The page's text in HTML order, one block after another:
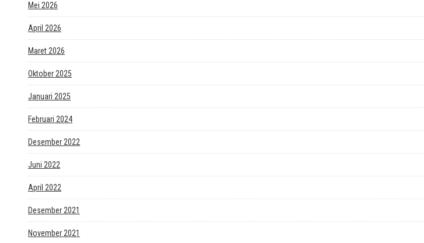
Mei 2026
April 2026
Maret 2026
Oktober 2025
Januari 2025
Februari 2024
Desember 2022
Juni 2022
April 2022
Desember 2021
November 2021